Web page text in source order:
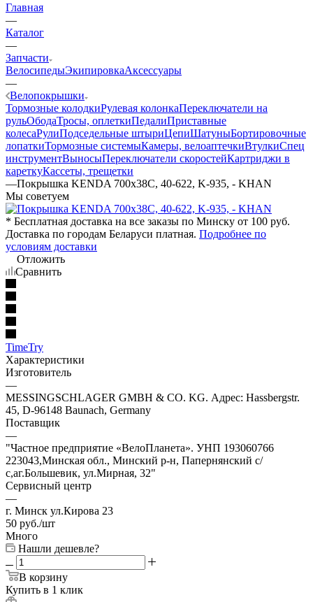
Главная
—
Каталог
—
Запчасти
ВелосипедыЭкипировкаАксессуары
—
Велопокрышки
Тормозные колодкиРулевая колонкаПереключатели на
рульОбодаТросы, оплеткиПедалиПриставные
колесаРулиПодседельные штыриЦепиШатуныБортировочные
лопаткиТормозные системыКамеры, велоаптечкиВтулкиСпец
инструментВыносыПереключатели скоростейКартриджи в
кареткуКассеты, трещетки
—Покрышка KENDA 700x38C, 40-622, K-935, - KHAN
Мы советуем
* Бесплатная доставка на все заказы по Минску от 100 руб.
Доставка по городам Беларуси платная. Подробнее по
условиям доставки
Отложить
Сравнить
TimeTry
Характеристики
Изготовитель
—
MESSINGSCHLAGER GMBH & CO. KG. Адрес: Hassbergstr.
45, D-96148 Baunach, Germany
Поставщик
—
"Частное предприятие «ВелоПланета». УНП 193060766
223043,Минская обл., Минский р-н, Папернянский с/
с,аг.Большевик, ул.Мирная, 32"
Сервисный центр
—
г. Минск ул.Кирова 23
50 руб./шт
Много
Нашли дешевле?
В корзину
Купить в 1 клик